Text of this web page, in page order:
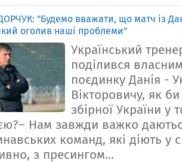
"Будемо вважати, що матч із
оголив наші проблеми"
Український
поділився
поєдинку Данія -
Вікторовичу, як
збірної України у
Нам завжди важко
команд, які діють у
з пресингом...